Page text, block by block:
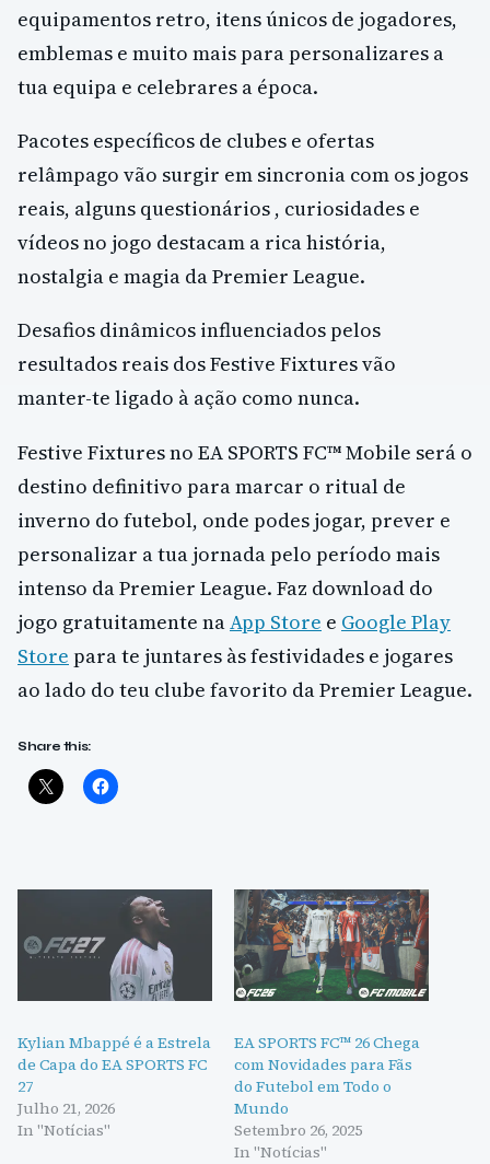
equipamentos retro, itens únicos de jogadores,
emblemas e muito mais para personalizares a
tua equipa e celebrares a época.
Pacotes específicos de clubes e ofertas
relâmpago vão surgir em sincronia com os jogos
reais, alguns questionários , curiosidades e
vídeos no jogo destacam a rica história,
nostalgia e magia da Premier League.
Desafios dinâmicos influenciados pelos
resultados reais dos Festive Fixtures vão
manter-te ligado à ação como nunca.
Festive Fixtures no EA SPORTS FC™ Mobile será o
destino definitivo para marcar o ritual de
inverno do futebol, onde podes jogar, prever e
personalizar a tua jornada pelo período mais
intenso da Premier League. Faz download do
jogo gratuitamente naApp Store e Google Play
Store para te juntares às festividades e jogares
ao lado do teu clube favorito da Premier League.
Share this:
Kylian Mbappé é a Estrela
de Capa do EA SPORTS FC
27
Julho 21, 2026
In "Notícias"
EA SPORTS FC™ 26 Chega
com Novidades para Fãs
do Futebol em Todo o
Mundo
Setembro 26, 2025
In "Notícias"